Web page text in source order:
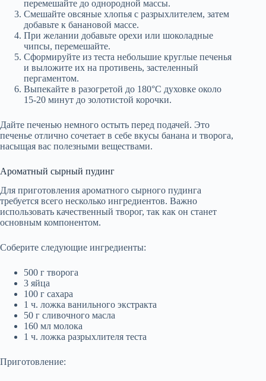
перемешайте до однородной массы.
Смешайте овсяные хлопья с разрыхлителем, затем
добавьте к банановой массе.
При желании добавьте орехи или шоколадные
чипсы, перемешайте.
Сформируйте из теста небольшие круглые печенья
и выложите их на противень, застеленный
пергаментом.
Выпекайте в разогретой до 180°C духовке около
15-20 минут до золотистой корочки.
Дайте печенью немного остыть перед подачей. Это
печенье отлично сочетает в себе вкусы банана и творога,
насыщая вас полезными веществами.
Ароматный сырный пудинг
Для приготовления ароматного сырного пудинга
требуется всего несколько ингредиентов. Важно
использовать качественный творог, так как он станет
основным компонентом.
Соберите следующие ингредиенты:
500 г творога
3 яйца
100 г сахара
1 ч. ложка ванильного экстракта
50 г сливочного масла
160 мл молока
1 ч. ложка разрыхлителя теста
Приготовление: